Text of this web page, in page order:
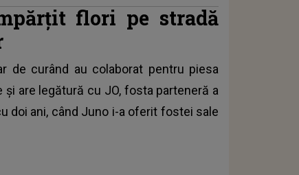
flori pe stradă
de curând au colaborat pentru piesa
și are legătură cu JO, fosta parteneră a
doi ani, când Juno i-a oferit fostei sale